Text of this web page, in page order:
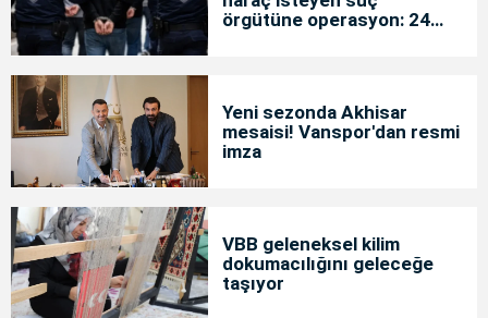
örgütüne operasyon: 24
Yeni sezonda Akhisar
mesaisi! Vanspor'dan resmi
imza
VBB geleneksel kilim
dokumacılığını geleceğe
taşıyor